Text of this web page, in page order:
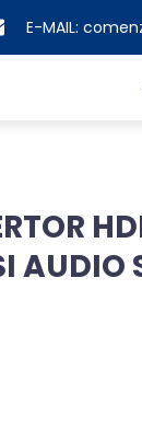
E-MAIL:
AUDIO